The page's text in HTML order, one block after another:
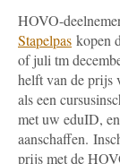
HOVO-
Stapelpas kopen
of juli tm
helft van de prijs
als een
met uw eduID,
aanschaffen.
prijs met de